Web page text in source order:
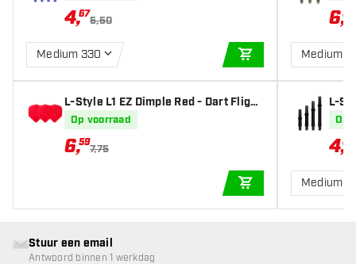
4,67
5,50
Medium 330
IN WINKELWAGEN
L-Style L1 EZ Dimple Red - Dart Flight
Op voorraad
6,59
7,75
IN WINKELWAGEN
6,59
Medium
L-
k -
Op
4,67
Medium
Stuur een email
Antwoord binnen 1 werkdag